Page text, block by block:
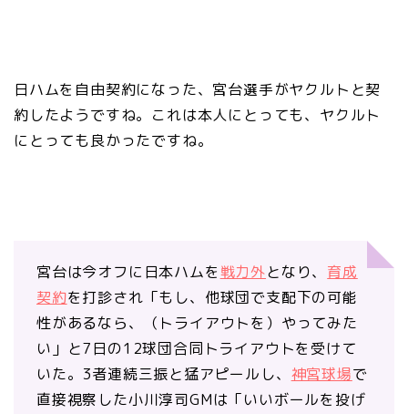
日ハムを自由契約になった、宮台選手がヤクルトと契
約したようですね。これは本人にとっても、ヤクルト
にとっても良かったですね。
宮台は今オフに日本ハムを戦力外となり、 育成
契約を打診され「もし、他球団で支配下の可能
性があるなら、（トライアウトを）やってみた
い」と7日の12球団合同トライアウトを受けて
いた。3者連続三振と猛アピールし、 神宮球場で
直接視察した小川淳司GMは「いいボールを投げ